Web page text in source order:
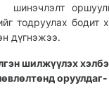
шинэчлэлт
тодруулах бодит
дүгнэжээ.
шилжүүлэх
оруулдаг-